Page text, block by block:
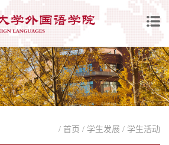
/ 首页 / 学生发展 / 学生活动